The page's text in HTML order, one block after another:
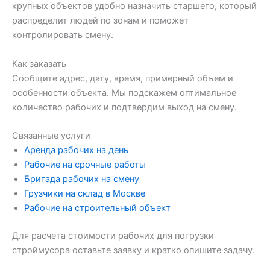
крупных объектов удобно назначить старшего, который
распределит людей по зонам и поможет
контролировать смену.
Как заказать
Сообщите адрес, дату, время, примерный объем и
особенности объекта. Мы подскажем оптимальное
количество рабочих и подтвердим выход на смену.
Связанные услуги
Аренда рабочих на день
Рабочие на срочные работы
Бригада рабочих на смену
Грузчики на склад в Москве
Рабочие на строительный объект
Для расчета стоимости рабочих для погрузки
строймусора оставьте заявку и кратко опишите задачу.